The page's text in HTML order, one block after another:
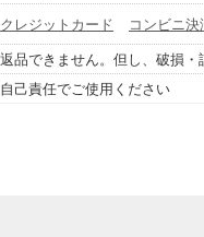
クレジットカード コンビニ決
返品できません。但し、破損
自己責任でご使用ください